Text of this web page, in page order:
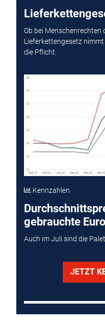
Ob bei
Lieferkettengesetz
die Pflicht.
Kennzahlen
gebrauchte
Auch im Juli sind die
JETZT